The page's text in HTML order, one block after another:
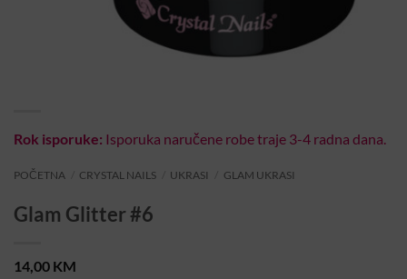
Rok isporuke: Isporuka naručene robe traje 3-4 radna dana.
POČETNA CRYSTAL NAILS UKRASI GLAM UKRASI
Glam Glitter #6
14,00 KM